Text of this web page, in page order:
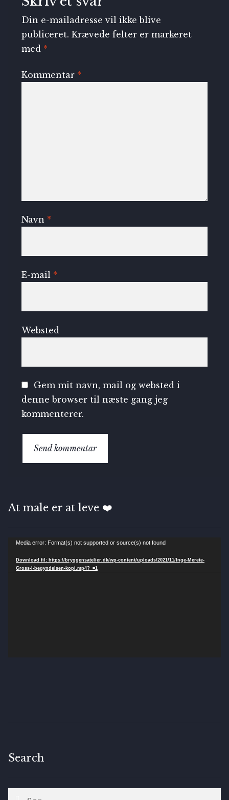
Din e-mailadresse vil ikke blive
publiceret. Krævede felter er markeret
med *
Kommentar *
Navn *
E-mail *
Websted
Gem mit navn, mail og websted i
denne browser til næste gang jeg
kommenterer.
At male er at leve ❤️
Videoafspiller
Media error: Format(s) not supported or source(s) not found
Download fil: https://bryggensatelier.dk/wp-content/uploads/2021/11/Inge-Merete-
Gross-I-begyndelsen-kopi.mp4?_=1
Search